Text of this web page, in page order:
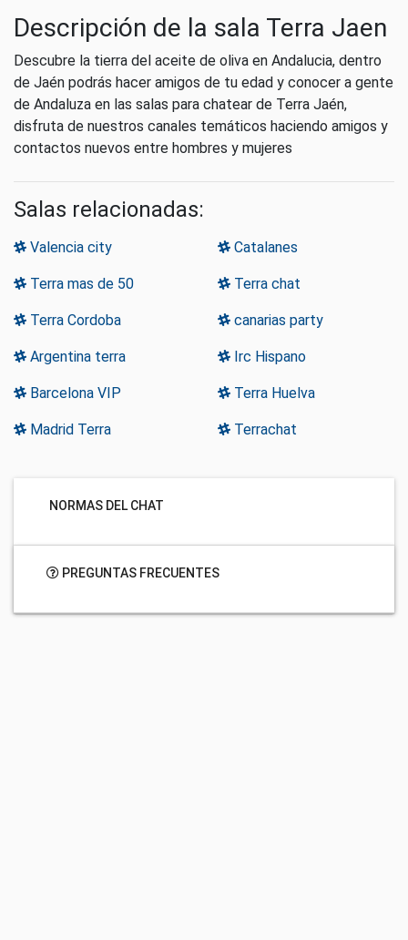
Descripción de la sala Terra Jaen
Descubre la tierra del aceite de oliva en Andalucia, dentro
de Jaén podrás hacer amigos de tu edad y conocer a gente
de Andaluza en las salas para chatear de Terra Jaén,
disfruta de nuestros canales temáticos haciendo amigos y
contactos nuevos entre hombres y mujeres
Salas relacionadas:
Valencia city Catalanes
Terra mas de 50 Terra chat
Terra Cordoba canarias party
Argentina terra Irc Hispano
Barcelona VIP Terra Huelva
Madrid Terra Terrachat
NORMAS DEL CHAT
PREGUNTAS FRECUENTES